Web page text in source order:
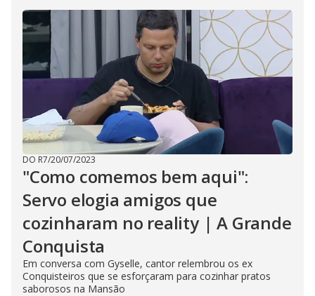
DO R7/20/07/2023
"Como comemos bem aqui":
Servo elogia amigos que
cozinharam no reality | A Grande
Conquista
Em conversa com Gyselle, cantor relembrou os ex
Conquisteiros que se esforçaram para cozinhar pratos
saborosos na Mansão